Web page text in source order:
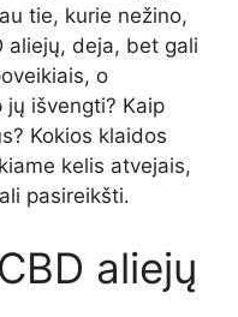
tie, kurie nežino,
aliejų, deja, bet gali
o
jų išvengti? Kaip
Kokios klaidos
kelis atvejais,
pasireikšti.
aliejų